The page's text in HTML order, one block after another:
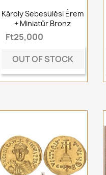
Károly Sebesülési Érem
+ Miniatűr Bronz
Ft25,000
OUT OF STOCK